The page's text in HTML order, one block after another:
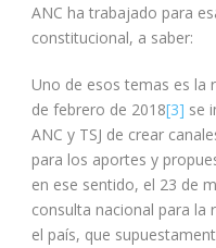
ANC ha trabajado para
constitucional, a saber:
Uno de esos temas es la
de febrero de 2018[3] se
ANC y TSJ de crear
para los aportes y
en ese sentido, el 23 de
consulta nacional para la
el país, que